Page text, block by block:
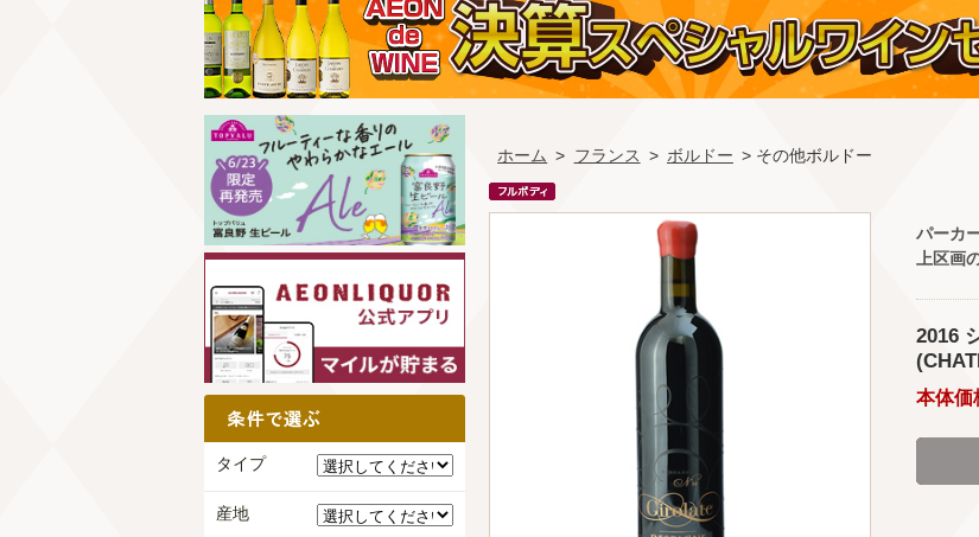
ホーム > フランス > ボルドー > その他ボルドー
パーカ
上区画
2016
本体価
タイプ
産地